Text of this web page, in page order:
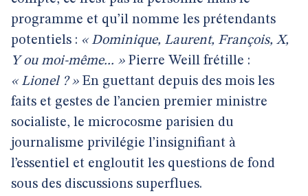
programme et qu’il nomme les prétendants
potentiels : « Dominique, Laurent, François, X,
Y ou moi-même... » Pierre Weill frétille :
« Lionel ? »En guettant depuis des mois les
faits et gestes de l’ancien premier ministre
socialiste, le microcosme parisien du
journalisme privilégie l’insignifiant à
l’essentiel et engloutit les questions de fond
sous des discussions superflues.